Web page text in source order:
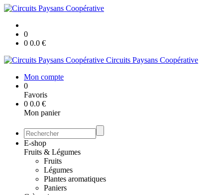
0
0 0.0 €
Circuits Paysans Coopérative
Mon compte
0
Favoris
0 0.0 €
Mon panier
E-shop
Fruits & Légumes
Fruits
Légumes
Plantes aromatiques
Paniers